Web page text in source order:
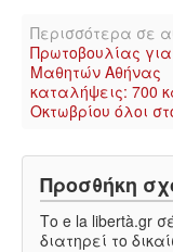
Περισσότερα σε
Πρωτοβουλίας
Μαθητών Αθήνας
καταλήψεις: 700
Οκτωβρίου όλοι
Προσθήκη
Το e la libertà.gr
διατηρεί το